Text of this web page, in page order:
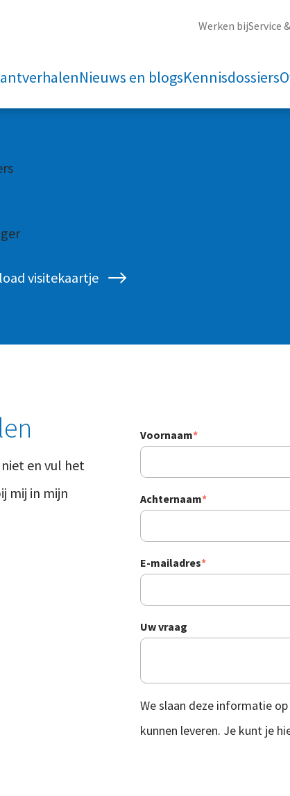
Werken bijService
Nieuws en blogsKennisdossiers
visitekaartje
en vul het
mij in mijn
Voornaam*
Achternaam*
E-mailadres*
Uw vraag
We slaan deze informatie
kunnen leveren. Je kunt je